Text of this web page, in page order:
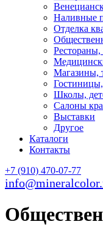
Наливные
Отделка
Магазины,
Школы,
Салоны
Выставки
Другое
Каталоги
Контакты
+7 (910) 470-07-77